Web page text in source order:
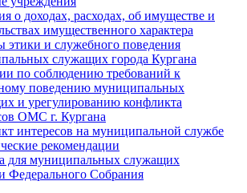
о доходах, расходах, об имуществе и
имущественного характера
этики и служебного поведения
служащих города Кургана
по соблюдению требований к
поведению муниципальных
и урегулированию конфликта
ОМС г. Кургана
интересов на муниципальной службе
рекомендации
для муниципальных служащих
Федерального Cобрания